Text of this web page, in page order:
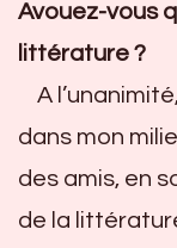
Avouez-vous
littérature ?
A
dans mon
des amis, en
de la